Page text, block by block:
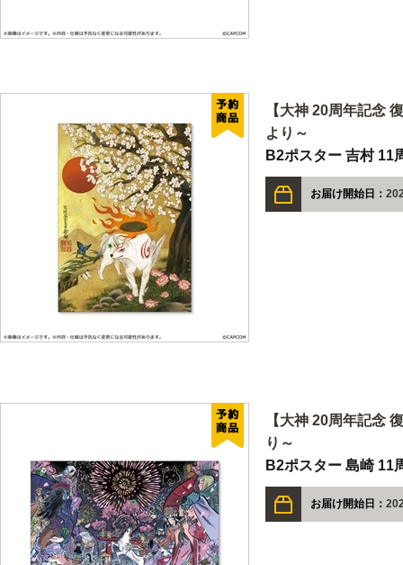
【大神 20周年記念
より～
B2ポスター 吉村 11
お届け開始日：
【大神 20周年記念
り～
B2ポスター 島崎 11
お届け開始日：